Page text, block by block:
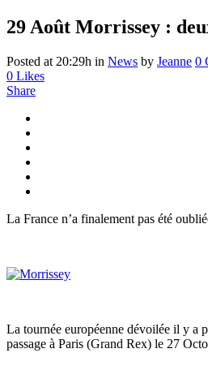
29 Août Morrissey :
Posted at 20:29h in News by Jeanne 0
0 Likes
Share
La France n’a finalement pas été
La tournée européenne dévoilée il y a
passage à Paris (Grand Rex) le 27